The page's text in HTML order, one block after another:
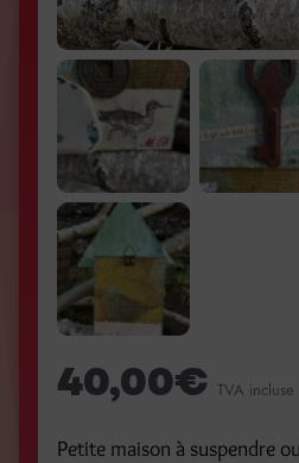
40,00€ TVA incluse
Petite maison à suspendre